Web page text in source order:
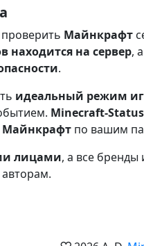
Майнкрафт
находится на сервер,
.
идеальный режим
Minecraft-
Майнкрафт по вашим
лицами, а все бренды